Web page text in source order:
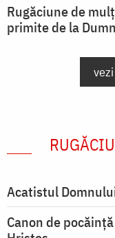
Rugăciune de
primite de la
Acatistul
Canon de